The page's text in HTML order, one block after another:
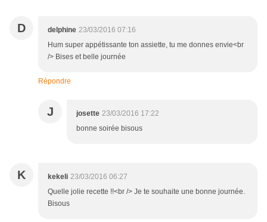
D delphine 23/03/2016 07:16
Hum super appétissante ton assiette, tu me donnes envie<br
/> Bises et belle journée
Répondre
J josette 23/03/2016 17:22
bonne soirée bisous
K kekeli 23/03/2016 06:27
Quelle jolie recette !!<br /> Je te souhaite une bonne journée.
Bisous